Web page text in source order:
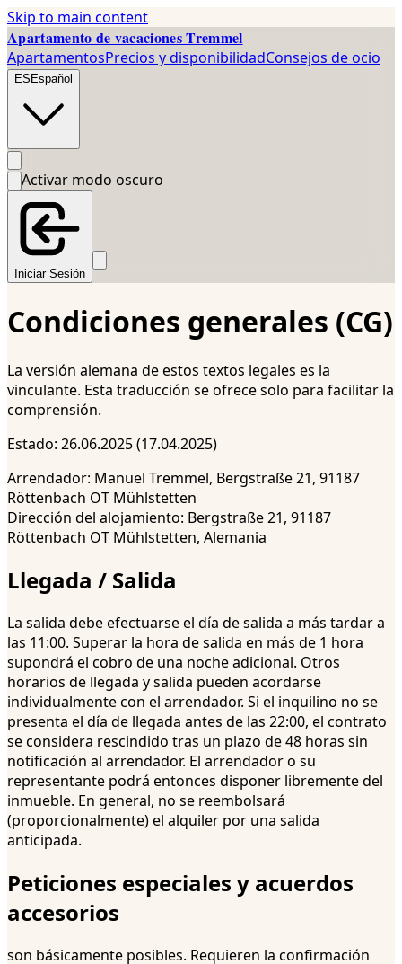
Skip to main content
Apartamento de vacaciones Tremmel
ApartamentosPrecios y disponibilidadConsejos de ocio
ES Español
Activar modo oscuro
Iniciar Sesión
Condiciones generales (CG)
La versión alemana de estos textos legales es la
vinculante. Esta traducción se ofrece solo para facilitar la
comprensión.
Estado: 26.06.2025 (17.04.2025)
Arrendador: Manuel Tremmel, Bergstraße 21, 91187
Röttenbach OT Mühlstetten
Dirección del alojamiento: Bergstraße 21, 91187
Röttenbach OT Mühlstetten, Alemania
Llegada / Salida
La salida debe efectuarse el día de salida a más tardar a
las 11:00. Superar la hora de salida en más de 1 hora
supondrá el cobro de una noche adicional. Otros
horarios de llegada y salida pueden acordarse
individualmente con el arrendador. Si el inquilino no se
presenta el día de llegada antes de las 22:00, el contrato
se considera rescindido tras un plazo de 48 horas sin
notificación al arrendador. El arrendador o su
representante podrá entonces disponer libremente del
inmueble. En general, no se reembolsará
(proporcionalmente) el alquiler por una salida
anticipada.
Peticiones especiales y acuerdos
accesorios
son básicamente posibles. Requieren la confirmación